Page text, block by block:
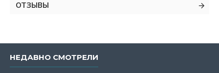
ОТЗЫВЫ
НЕДАВНО СМОТРЕЛИ